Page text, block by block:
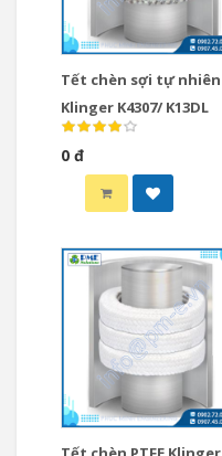
Tết chèn sợi tự nhiên
Klinger K4307/ K13DL
0 đ